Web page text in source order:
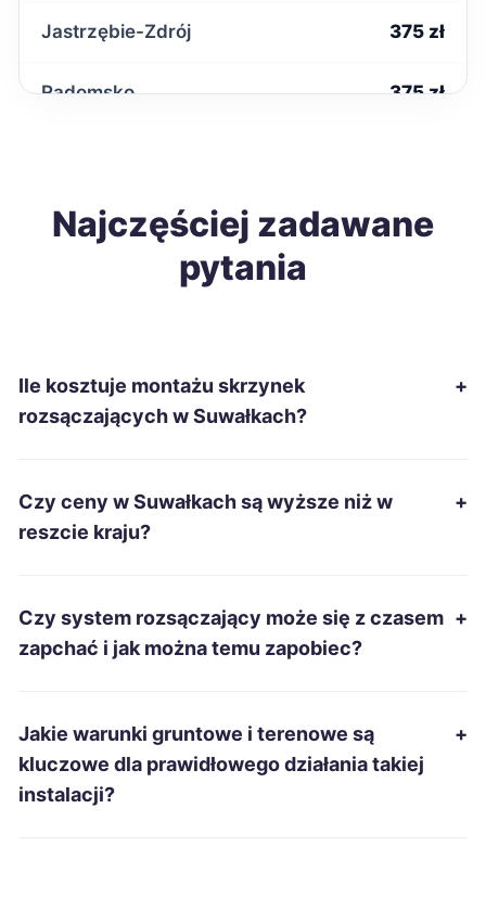
Jastrzębie-Zdrój 375 zł
Radomsko 375 zł
Krosno 376 zł
Starachowice
Tarnowskie Góry
Sanok
Tarnobrzeg 381 zł
Najczęściej zadawane
pytania
Ile kosztuje montażu skrzynek
rozsączających w Suwałkach?
+
Czy ceny w Suwałkach są wyższe niż w
reszcie kraju?
+
Czy system rozsączający może się z czasem
zapchać i jak można temu zapobiec?
+
Jakie warunki gruntowe i terenowe są
kluczowe dla prawidłowego działania takiej
instalacji?
+